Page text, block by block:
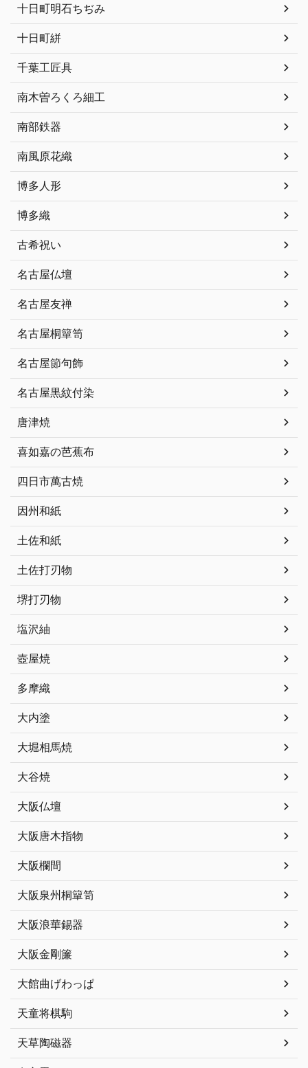
十日町明石ちぢみ
十日町絣
千葉工匠具
南木曽ろくろ細工
南部鉄器
南風原花織
博多人形
博多織
古希祝い
名古屋仏壇
名古屋友禅
名古屋桐簞笥
名古屋節句飾
名古屋黒紋付染
唐津焼
喜如嘉の芭蕉布
四日市萬古焼
因州和紙
土佐和紙
土佐打刃物
堺打刃物
塩沢紬
壺屋焼
多摩織
大内塗
大堀相馬焼
大谷焼
大阪仏壇
大阪唐木指物
大阪欄間
大阪泉州桐簞笥
大阪浪華錫器
大阪金剛簾
大館曲げわっぱ
天童将棋駒
天草陶磁器